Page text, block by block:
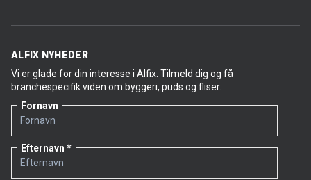
ALFIX NYHEDER
Vi er glade for din interesse i Alfix. Tilmeld dig og få
branchespecifik viden om byggeri, puds og fliser.
Fornavn
Efternavn